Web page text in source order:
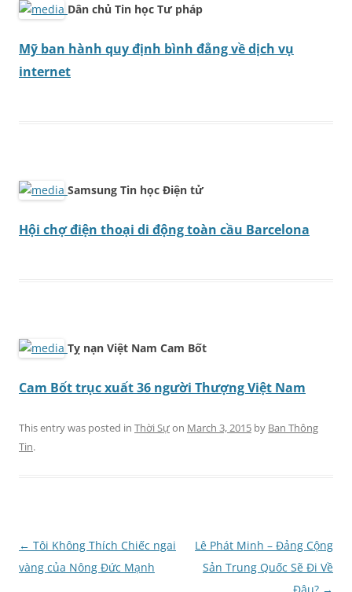
Dân chủ Tin học Tư pháp
Mỹ ban hành quy định bình đẳng về dịch vụ
internet
Samsung Tin học Điện tử
Hội chợ điện thoại di động toàn cầu Barcelona
Tỵ nạn Việt Nam Cam Bốt
Cam Bốt trục xuất 36 người Thượng Việt Nam
This entry was posted in Thời Sựon March 3, 2015 by Ban Thông
Tin.
Post
navigation
← Tôi Không Thích Chiếc ngai
vàng của Nông Đức Mạnh
Lê Phát Minh – Đảng Cộng
Sản Trung Quốc Sẽ Đi Về